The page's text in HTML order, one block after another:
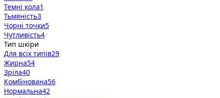
Темні кола1
Тьмяність3
Чорні точки5
Чутливість4
Тип шкіри
Для всіх типів29
Жирна54
Зріла40
Комбінована56
Нормальна42